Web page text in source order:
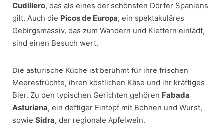
Cudillero, das als eines der schönsten Dörfer Spaniens
gilt. Auch die Picos de Europa, ein spektakuläres
Gebirgsmassiv, das zum Wandern und Klettern einlädt,
sind einen Besuch wert.
Die asturische Küche ist berühmt für ihre frischen
Meeresfrüchte, ihren köstlichen Käse und ihr kräftiges
Bier. Zu den typischen Gerichten gehören Fabada
Asturiana, ein deftiger Eintopf mit Bohnen und Wurst,
sowie Sidra, der regionale Apfelwein.